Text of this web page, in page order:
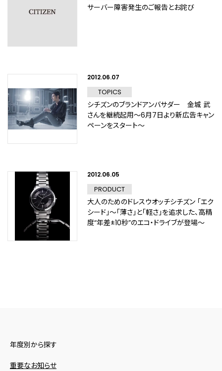
サーバー障害発生のご報告とお詫び
2012.06.07
TOPICS
シチズンのブランドアンバサダー 金城 武
さんを継続起用～6月7日より新広告キャン
ペーンをスタート～
2012.06.05
PRODUCT
大人のためのドレスウオッチシチズン 「エク
シード」～「薄さ」と「軽さ」を追求した、高精
度“年差±10秒”のエコ・ドライブが登場～
年度別から探す
重要なお知らせ